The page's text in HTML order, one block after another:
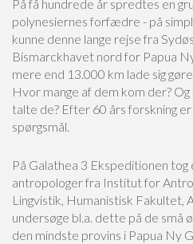
På få hundrede år spredtes en
polynesiernes forfædre - på
kunne denne lange rejse fra
Bismarckhavet nord for Papua
mere end 13.000 km lade sig
Hvor mange af dem kom der?
talte de? Efter 60 års forskning
spørgsmål.
På Galathea 3 Ekspeditionen
antropologer fra Institut for
Lingvistik, Humanistisk Fakultet,
undersøge bl.a. dette på de små
den mindste provins i Papua Ny